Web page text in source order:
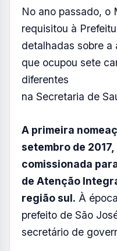
aparelho de
Para a promotora,
formal de
posição de
concubina, ou
exercício de
Administração
direta quanto
No ano passado, o
requisitou à
detalhadas sobre a